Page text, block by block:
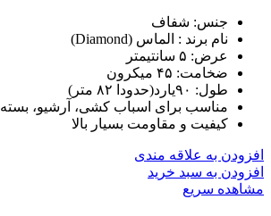
جنس: شفاف
نام برند : الماس (Diamond)
عرض: ۵ سانتیمتر
ضخامت: ۴۵ میکرون
طول: ۹۰یارد(حدودا ۸۲ متر)
مناسب برای اسباب کشی، آرشیو، بسته
کیفیت و مقاومت بسیار بالا
افزودن به علاقه مندی
افزودن به سبد خرید
مشاهده سریع